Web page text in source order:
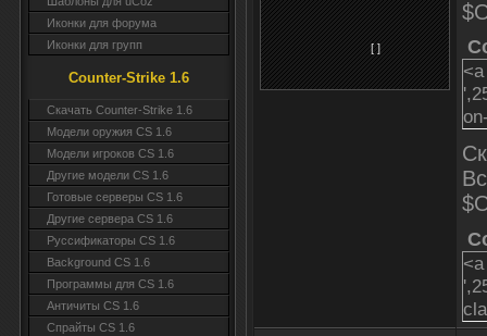
Иконки для форума
Иконки для групп
Counter-Strike 1.6
Скачать Counter-Strike 1.6
Модели оружия CS 1.6
Модели игроков CS 1.6
Другие модели CS 1.6
Готовые серверы CS 1.6
Другие сервера CS 1.6
Руссификаторы CS 1.6
Background CS 1.6
Программы для CS 1.6
Античиты CS 1.6
Спрайты CS 1.6
[ ]